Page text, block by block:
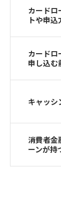
カードロ
トや申
カードロ
申し込む
キャッシ
消費者金
ーンが持